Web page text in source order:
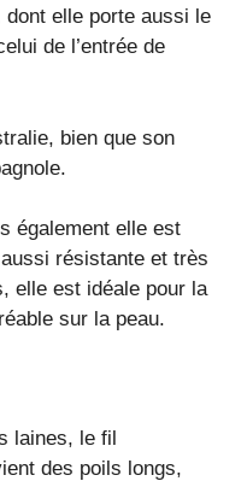
elle porte aussi le
de l’entrée de
bien que son
également elle est
résistante et très
elle est idéale pour la
sur la peau.
laines, le fil
des poils longs,